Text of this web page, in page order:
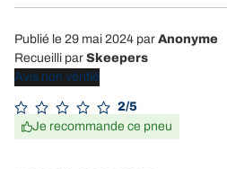
Publié le 29 mai 2024 par Anonyme
Recueilli par Skeepers
Avis non vérifié
2/5
Je recommande ce pneu